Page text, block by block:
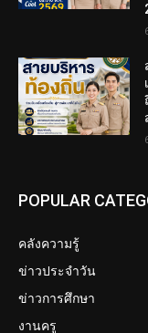
POPULAR
คลังความรู้
ข่าวประจำวัน
ข่าวการศึกษา
งานครู